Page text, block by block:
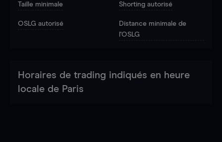
Taille minimale Shorting autorisé
OSLG autorisé
Distance minimale de
l'OSLG
Horaires de trading indiqués en heure
locale de Paris